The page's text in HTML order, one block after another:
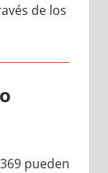
dе los
pueden